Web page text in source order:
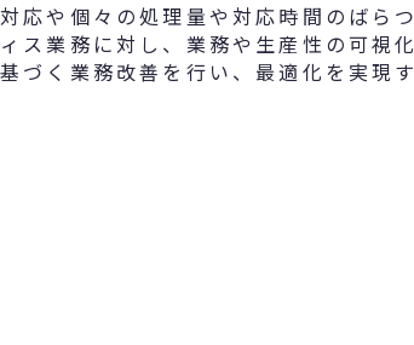
応や個々の処理量や対応時間のばら
ス業務に対し、業務や生産性の可視
づく業務改善を行い、最適化を実現